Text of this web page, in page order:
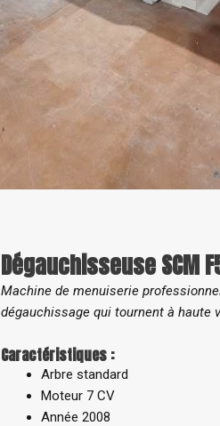
Dégauchisseuse SCM
Machine de menuiserie
dégauchissage qui tournent à
Caractéristiques :
Arbre standard
Moteur 7 CV
Année 2008